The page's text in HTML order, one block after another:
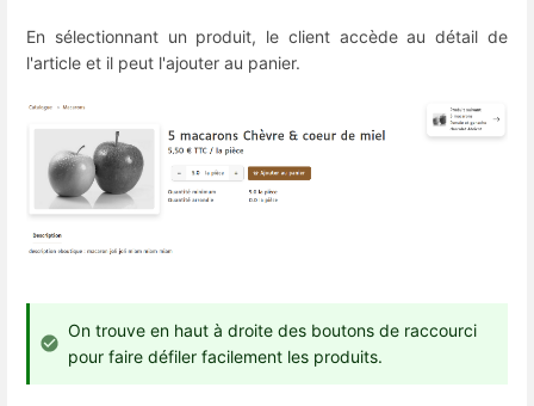
En sélectionnant un produit, le client accède au détail de
l'article et il peut l'ajouter au panier.
On trouve en haut à droite des boutons de raccourci
pour faire défiler facilement les produits.